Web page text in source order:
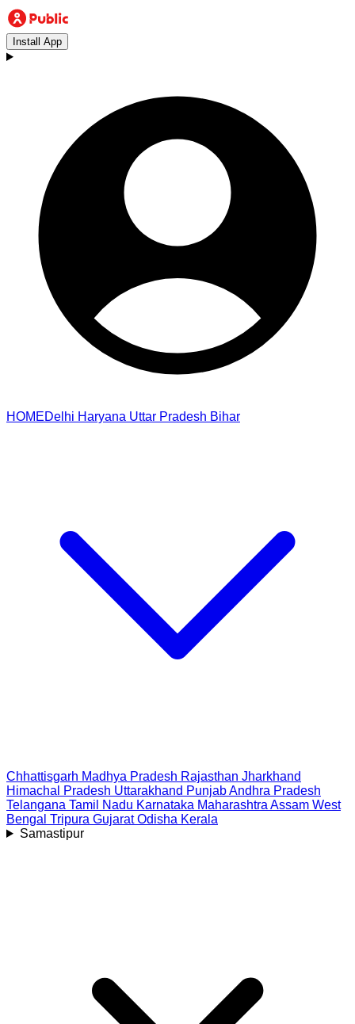
Install App
HOMEDelhi Haryana Uttar Pradesh Bihar
Chhattisgarh Madhya Pradesh Rajasthan Jharkhand
Himachal Pradesh Uttarakhand PunjabAndhra Pradesh
Telangana Tamil Nadu Karnataka Maharashtra Assam West
Bengal Tripura Gujarat Odisha Kerala
Samastipur